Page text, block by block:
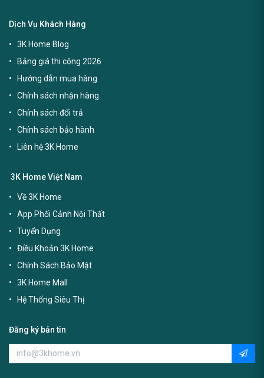
Dịch Vụ Khách Hàng
3K Home Blog
Bảng giá thi công 2026
Hướng dẫn mua hàng
Chính sách nhận hàng
Chính sách đổi trả
Chính sách bảo hành
Liên hệ 3K Home
3K Home Việt Nam
Về 3K Home
App Phối Cảnh Nội Thất
Tuyển Dụng
Điều Khoản 3K Home
Chính Sách Bảo Mật
3K Home Mall
Hệ Thống Siêu Thị
Đăng ký bản tin